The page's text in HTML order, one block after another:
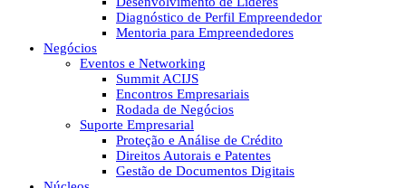
Diagnóstico de Perfil Empreendedor
Mentoria para Empreendedores
Negócios
Eventos e Networking
Summit ACIJS
Encontros Empresariais
Rodada de Negócios
Suporte Empresarial
Proteção e Análise de Crédito
Direitos Autorais e Patentes
Gestão de Documentos Digitais